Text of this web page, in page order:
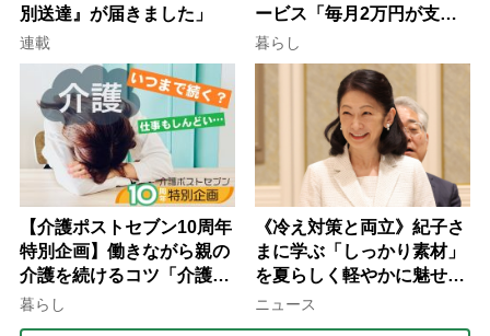
別送達』が届きました」
連載
ービス「毎月2万円が支給
される」ケースも【FP解
説】
暮らし
【介護ポストセブン10周年
特別企画】働きながら親の
介護を続けるコツ「介護は
10年以上続くことも…3つ
暮らし
《冷え対策と両立》紀子さ
まに学ぶ「しっかり素材」
を夏らしく軽やかに魅せる
3つの着こなし法則
ニュース